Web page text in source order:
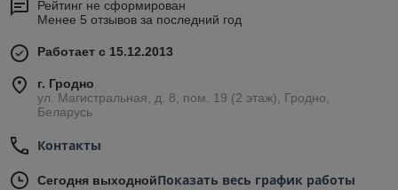
Рейтинг не сформирован
Менее 5 отзывов за последний год
Работает с 15.12.2013
г. Гродно
ул. Магистральная, д. 8, пом. 19 (2 этаж), Гродно,
Беларусь
Контакты
Сегодня выходнойПоказать весь график работы